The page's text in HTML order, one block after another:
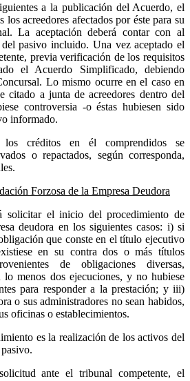
a la publicación del Acuerdo, el
acreedores afectados por éste para su
La aceptación deberá contar con al
del pasivo incluido. Una vez aceptado el
previa verificación de los requisitos
el Acuerdo Simplificado, debiendo
Lo mismo ocurre en el caso en
citado a junta de acreedores dentro del
controversia -o éstas hubiesen sido
informado.
créditos en él comprendidos se
o repactados, según corresponda,
Forzosa de la Empresa Deudora
solicitar el inicio del procedimiento de
deudora en los siguientes casos: i) si
que conste en el título ejecutivo
en su contra dos o más títulos
de obligaciones diversas,
lo menos dos ejecuciones, y no hubiese
para responder a la prestación; y iii)
o sus administradores no sean habidos,
oficinas o establecimientos.
es la realización de los activos del
ante el tribunal competente, el